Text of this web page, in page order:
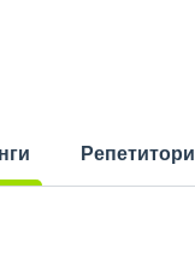
Репетитори